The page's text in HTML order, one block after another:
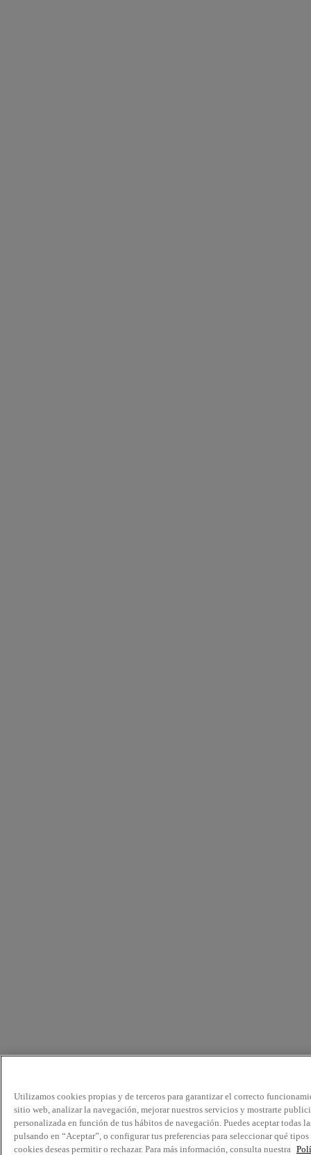
Utilizamos cookies propias y de terceros para garantizar el correcto
sitio web, analizar la navegación, mejorar nuestros servicios y mostrarte
personalizada en función de tus hábitos de navegación. Puedes aceptar todas
pulsando en “Aceptar”, o configurar tus preferencias para seleccionar qué tipos
cookies deseas permitir o rechazar. Para más información, consulta nuestra